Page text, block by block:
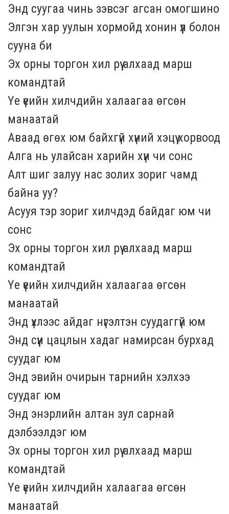
Энд суугаа чинь зэвсэг агсан омогшино
Элгэн хар уулын хормойд хонин үүл болон
сууна би
Эх орны торгон хил рүү алхаад марш
командтай
Үе үеийн хилчдийн халаагаа өгсөн
манаатай
Аваад өгөх юм байхгүй хүний хэцүү хорвоод
Алга нь улайсан харийн хүн чи сонс
Алт шиг залуу нас золих зориг чамд
байна уу?
Асууя тэр зориг хилчдэд байдаг юм чи
сонс
Эх орны торгон хил рүү алхаад марш
командтай
Үе үеийн хилчдийн халаагаа өгсөн
манаатай
Энд үхлээс айдаг нүгэлтэн суудаггүй юм
Энд сүүн цацлын хадаг намирсан бурхад
суудаг юм
Энд эвийн очирын тарнийн хэлхээ
суудаг юм
Энд энэрлийн алтан зул сарнай
дэлбээлдэг юм
Эх орны торгон хил рүү алхаад марш
командтай
Үе үеийн хилчдийн халаагаа өгсөн
манаатай